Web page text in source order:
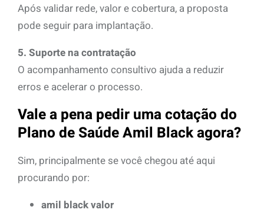
Após validar rede, valor e cobertura, a proposta
pode seguir para implantação.
5. Suporte na contratação
O acompanhamento consultivo ajuda a reduzir
erros e acelerar o processo.
Vale a pena pedir uma cotação do
Plano de Saúde Amil Black agora?
Sim, principalmente se você chegou até aqui
procurando por:
amil black valor